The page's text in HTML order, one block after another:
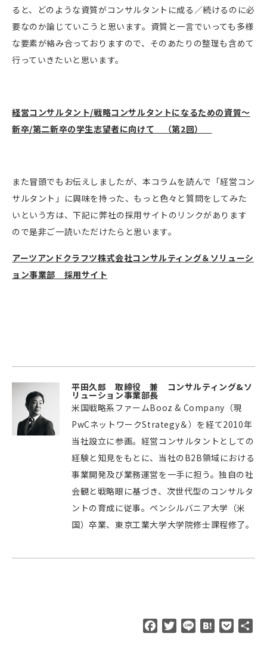
ると、どのような資質がコンサルタントに成る／続けるのに必
要なのか論じていこうと思います。資質と一言でいっても多様
な要素が絡み合っておりますので、そのあたりの整理も含めて
行っていきたいと思います。
経営コンサルタント/戦略コンサルタントになるための資質～
新卒/第二新卒の学生志望者に向けて （第2回）
また冒頭でもお伝えしましたが、本コラムを読んで「経営コン
サルタント」に興味を持った、もっと色々と質問をしてみた
いという方は、下記に弊社の採用サイトのリンクがあります
ので是非ご一読いただけたらと思います。
アーツアンドクラフツ株式会社コンサルティング＆ソリューシ
ョン事業部 採用サイト
平田久郎 取締役 兼 コンサルティング&ソ
リューション事業部長
米国戦略系ファームBooz & Company（現
PwCネットワークStrategy＆）を経て2010年
当社設立に参画。経営コンサルタントとしての
経験と知見をもとに、当社のB2B領域における
事業開発及び業務運営を一手に担う。独自の社
会観と戦略眼に基づき、次世代型のコンサルタ
ントの育成に従事。ペンシルバニア大学（米
国）卒業、東京工業大学大学院修士課程修了。
T
H